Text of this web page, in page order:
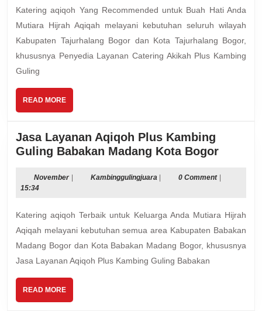
Kambing
Guling
Spesial
Tajurhalang
Katering aqiqoh Yang Recommended untuk Buah Hati Anda
Mutiara Hijrah Aqiqah melayani kebutuhan seluruh wilayah
Kabupaten Tajurhalang Bogor dan Kota Tajurhalang Bogor,
khususnya Penyedia Layanan Catering Akikah Plus Kambing
Guling
READ MOREREAD
MORE
Jasa Layanan Aqiqoh Plus Kambing
Guling Babakan Madang Kota BogorJasa
Aqiqoh
Guling
Madang
NovemberNovember
| KambinggulingjuaraKambinggulingjuara
| 0 Comment |
15:34
Katering aqiqoh Terbaik untuk Keluarga Anda Mutiara Hijrah
Aqiqah melayani kebutuhan semua area Kabupaten Babakan
Madang Bogor dan Kota Babakan Madang Bogor, khususnya
Jasa Layanan Aqiqoh Plus Kambing Guling Babakan
READ MOREREAD
MORE